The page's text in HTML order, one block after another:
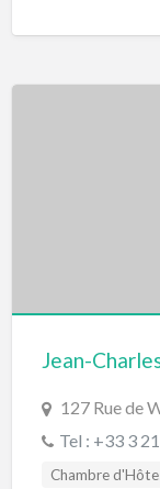
Jean-
127 Rue de
Tel : +33 3
Chambre